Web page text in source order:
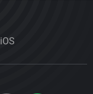
iOS